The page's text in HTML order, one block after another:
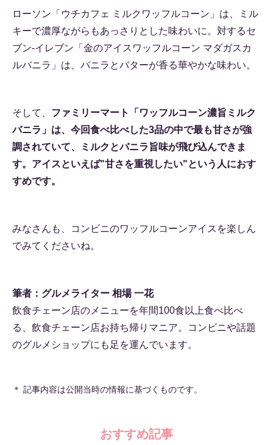
ローソン「ウチカフェ ミルクワッフルコーン」は、ミル
キーで濃厚ながらもあっさりとした味わいに。対するセ
ブン-イレブン「金のアイスワッフルコーン マダガスカ
ルバニラ」は、バニラとバターが香る華やかな味わい。
そして、 ファミリーマート「ワッフルコーン濃旨ミルク
バニラ」は、今回食べ比べした3品の中で最も甘さが強
調されていて、ミルクとバニラ旨味が飛び込んできま
す。アイスといえば"甘さを重視したい"という人におす
すめです。
みなさんも、コンビニのワッフルコーンアイスを楽しん
でみてくださいね。
筆者：グルメライター 相場 一花
飲食チェーン店のメニューを年間100食以上食べ比べ
る、飲食チェーン店お持ち帰りマニア。コンビニや話題
のグルメショップにも足を運んでいます。
＊ 記事内容は公開当時の情報に基づくものです。
おすすめ記事